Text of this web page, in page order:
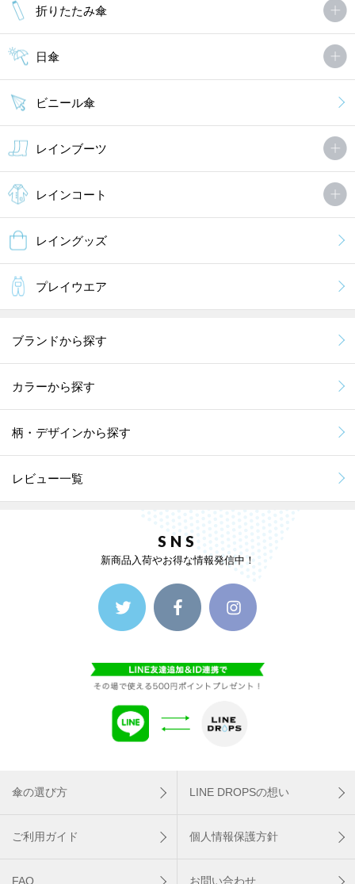
傘もしっかりしたもので買って良かったで．．．
非公開 投稿日：2020年05月16日
コロナ休校の影響による、夏休み通学用に購入させて頂きました。
商品の写真に一目惚れの娘。
実物は、写真よりもかわいく、お姉さんっぽく、使いやすいと、大
満足の様子。
MORE
折りたたみ傘
日傘
ビニール傘
レインブーツ
レインコート
レイングッズ
プレイウエア
ブランドから探す
カラーから探す
柄・デザインから探す
レビュー一覧
SNS
新商品入荷やお得な情報発信中！
傘の選び方 LINE DROPSの想い
ご利用ガイド 個人情報保護方針
FAQ お問い合わせ